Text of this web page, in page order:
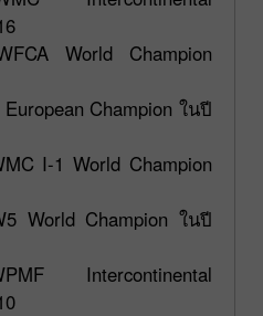
World Champion
Champion ในปี
I-1 World Champion
World Champion ในปี
Intercontinental